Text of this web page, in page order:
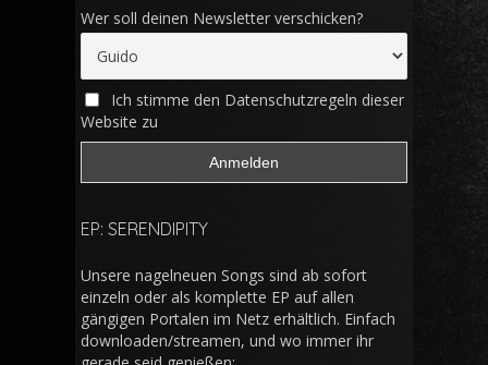
Wer soll deinen Newsletter verschicken?
Ich stimme den Datenschutzregeln dieser
Website zu
EP: SERENDIPITY
Unsere nagelneuen Songs sind ab sofort
einzeln oder als komplette EP auf allen
gängigen Portalen im Netz erhältlich. Einfach
downloaden/streamen, und wo immer ihr